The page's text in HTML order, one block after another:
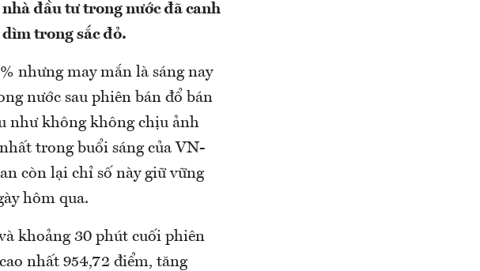
đầu tư trong nước đã canh
trong sắc đỏ.
nhưng may mắn là sáng nay
nước sau phiên bán đổ bán
như không không chịu ảnh
trong buổi sáng của VN-
còn lại chỉ số này giữ vững
hôm qua.
khoảng 30 phút cuối phiên
nhất 954,72 điểm, tăng